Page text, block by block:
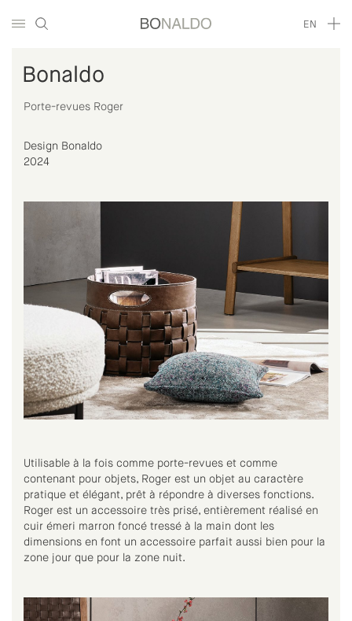
EN
Bonaldo
Porte-revues Roger
Design Bonaldo
2024
Utilisable à la fois comme porte-revues et comme
contenant pour objets, Roger est un objet au caractère
pratique et élégant, prêt à répondre à diverses fonctions.
Roger est un accessoire très prisé, entièrement réalisé en
cuir émeri marron foncé tressé à la main dont les
dimensions en font un accessoire parfait aussi bien pour la
zone jour que pour la zone nuit.‎